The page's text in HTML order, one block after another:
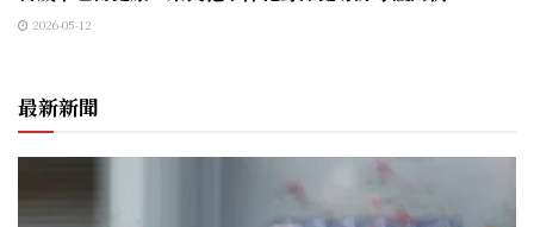
2026-05-12
最新新聞